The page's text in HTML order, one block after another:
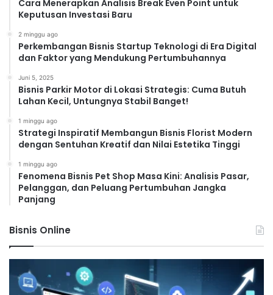
Cara Menerapkan Analisis Break Even Point untuk
Keputusan Investasi Baru
2 minggu ago
Perkembangan Bisnis Startup Teknologi di Era Digital
dan Faktor yang Mendukung Pertumbuhannya
Juni 5, 2025
Bisnis Parkir Motor di Lokasi Strategis: Cuma Butuh
Lahan Kecil, Untungnya Stabil Banget!
1 minggu ago
Strategi Inspiratif Membangun Bisnis Florist Modern
dengan Sentuhan Kreatif dan Nilai Estetika Tinggi
1 minggu ago
Fenomena Bisnis Pet Shop Masa Kini: Analisis Pasar,
Pelanggan, dan Peluang Pertumbuhan Jangka
Panjang
Bisnis Online